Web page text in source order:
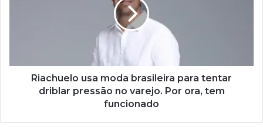
Riachuelo usa moda brasileira para tentar
driblar pressão no varejo. Por ora, tem
funcionado